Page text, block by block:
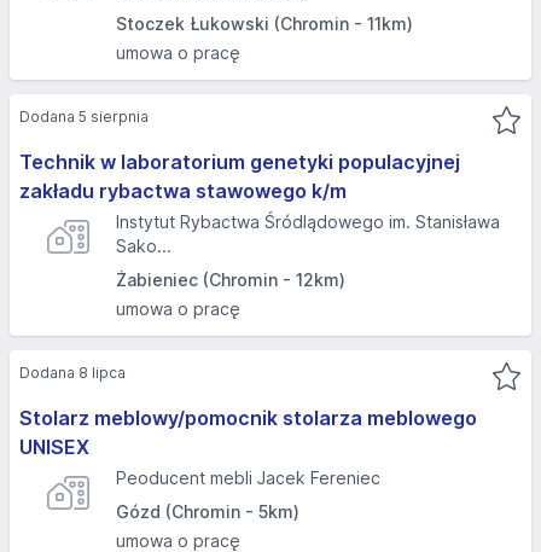
Stoczek Łukowski (Chromin - 11km)
umowa o pracę
Technik w laboratorium genetyki populacyjnej
zakładu rybactwa stawowego k/m
Instytut Rybactwa Śródlądowego im. Stanisława
Sako...
Żabieniec (Chromin - 12km)
umowa o pracę
Dodana 5 sierpnia
Stolarz meblowy/pomocnik stolarza meblowego
UNISEX
Peoducent mebli Jacek Fereniec
Gózd (Chromin - 5km)
umowa o pracę
Dodana 8 lipca